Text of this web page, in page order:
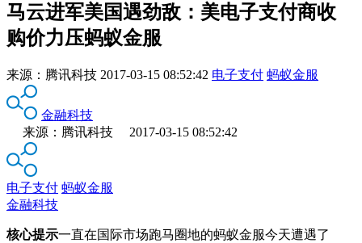
马云进军美国遇劲敌：美电子支付商收
购价力压蚂蚁金服
来源： 腾讯科技 2017-03-15 08:52:42 电子支付 蚂蚁金服
金融科技
来源：腾讯科技 2017-03-15 08:52:42
电子支付 蚂蚁金服
金融科技
核心提示一直在国际市场跑马圈地的蚂蚁金服今天遭遇了